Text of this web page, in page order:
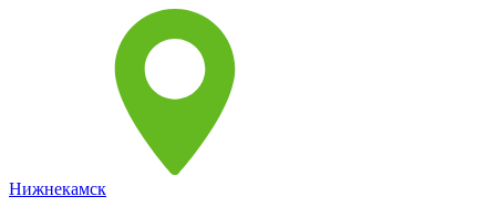
Нижнекамск